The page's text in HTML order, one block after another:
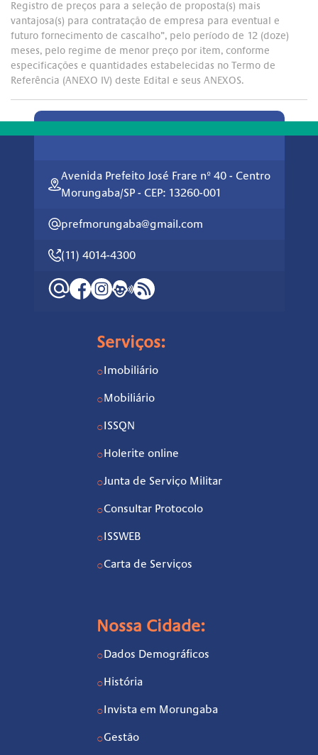
Registro de preços para a seleção de proposta(s) mais
vantajosa(s) para contratação de empresa para eventual e
futuro fornecimento de cascalho”, pelo período de 12 (doze)
meses, pelo regime de menor preço por item, conforme
especificações e quantidades estabelecidas no Termo de
Referência (ANEXO IV) deste Edital e seus ANEXOS.
Avenida Prefeito José Frare nº 40 - Centro
Morungaba/SP - CEP: 13260-001
prefmorungaba@gmail.com
(11) 4014-4300
Serviços:
○ Imobiliário
○Mobiliário
○ ISSQN
○ Holerite online
○Junta de Serviço Militar
○Consultar Protocolo
○ ISSWEB
○Carta de Serviços
Nossa Cidade:
○ Dados Demográficos
○ História
○ Invista em Morungaba
○Gestão